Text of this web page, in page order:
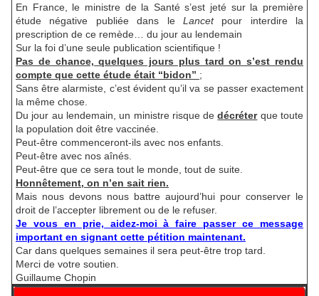
En France, le ministre de la Santé s’est jeté sur la première
étude négative publiée dans le Lancetpour interdire la
prescription de ce remède… du jour au lendemain
Sur la foi d’une seule publication scientifique !
Pas de chance, quelques jours plus tard on s’est rendu
compte que cette étude était “bidon” ;
Sans être alarmiste, c’est évident qu’il va se passer exactement
la même chose.
Du jour au lendemain, un ministre risque dedécréterque toute
la population doit être vaccinée.
Peut-être commenceront-ils avec nos enfants.
Peut-être avec nos aînés.
Peut-être que ce sera tout le monde, tout de suite.
Honnêtement, on n’en sait rien.
Mais nous devons nous battre aujourd’hui pour conserver le
droit de l’accepter librement ou de le refuser.
Je vous en prie, aidez-moi à faire passer ce message
important en signant cette pétition maintenant.
Car dans quelques semaines il sera peut-être trop tard.
Merci de votre soutien.
Guillaume Chopin